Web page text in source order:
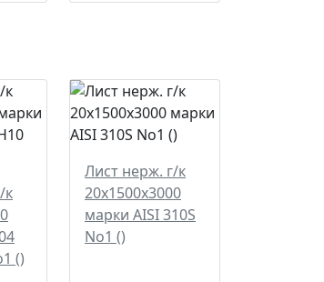
к
()
Лист нерж. г/к
20х1500х3000
марки AISI 310S
No1 ()